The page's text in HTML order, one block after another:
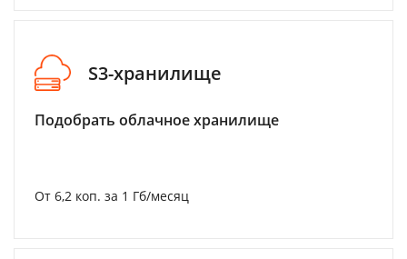
S3-хранилище
Подобрать облачное хранилище
От 6,2 коп. за 1 Гб/месяц